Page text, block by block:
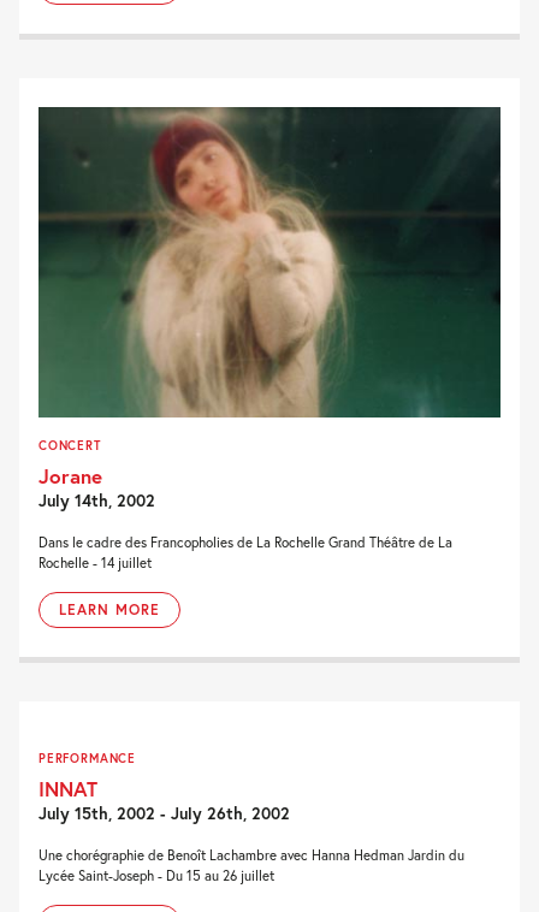
CONCERT
Jorane
July 14th, 2002
Dans le cadre des Francopholies de La Rochelle Grand Théâtre de La
Rochelle - 14 juillet
LEARN MORE
PERFORMANCE
INNAT
July 15th, 2002 - July 26th, 2002
Une chorégraphie de Benoît Lachambre avec Hanna Hedman Jardin du
Lycée Saint-Joseph - Du 15 au 26 juillet